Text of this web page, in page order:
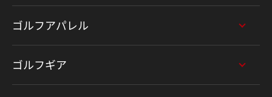
ゴルフアパレル
ゴルフギア